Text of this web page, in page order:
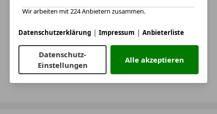
Wir arbeiten mit 224 Anbietern zusammen.
Datenschutzerklärung | Impressum | Anbieterliste
Datenschutz-
Einstellungen
Alle akzeptieren